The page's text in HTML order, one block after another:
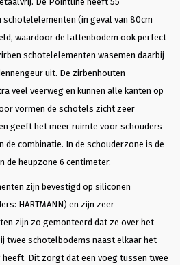
(in geval van 80cm
waardoor de lattenbodem ook perfect
schotelelementen wasemen daarbij
uit. De zirbenhouten
veel veerweg en kunnen alle kanten op
vormen de schotels zicht zeer
geeft het meer ruimte voor schouders
de combinatie. In de schouderzone is de
de heupzone 6 centimeter.
zijn bevestigd op siliconen
HARTMANN) en zijn zeer
zijn zo gemonteerd dat ze over het
twee schotelbodems naast elkaar het
Dit zorgt dat een voeg tussen twee